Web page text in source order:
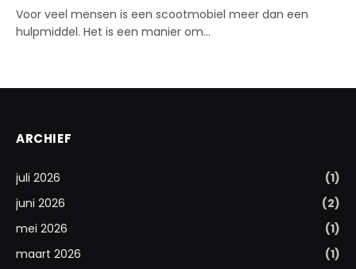
Voor veel mensen is een scootmobiel meer dan een
hulpmiddel. Het is een manier om…
ARCHIEF
juli 2026
(1)
juni 2026
(2)
mei 2026
(1)
maart 2026
(1)